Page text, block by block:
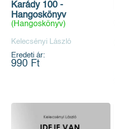
Karády 100 -
Hangoskönyv
(Hangoskönyv)
Kelecsényi László
Eredeti ár:
990 Ft